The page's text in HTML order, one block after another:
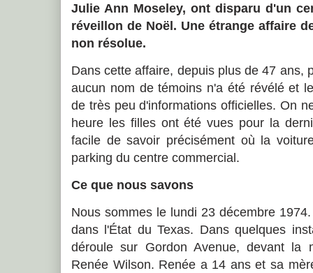
Julie Ann Moseley, ont disparu d'un
réveillon de Noël. Une étrange affaire
non résolue.
Dans cette affaire, depuis plus de 47 ans,
aucun nom de témoins n'a été révélé et
de très peu d'informations officielles. On
heure les filles ont été vues pour la
facile de savoir précisément où la
parking du centre commercial.
Ce que nous savons
Nous sommes le lundi 23 décembre
dans l'État du Texas. Dans quelques
déroule sur Gordon Avenue, devant la
Renée Wilson. Renée a 14 ans et sa